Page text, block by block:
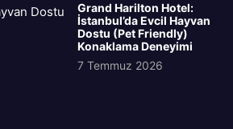
Grand Harilton Hotel:
İstanbul’da Evcil Hayvan
Dostu (Pet Friendly)
Konaklama Deneyimi
7 Temmuz 2026